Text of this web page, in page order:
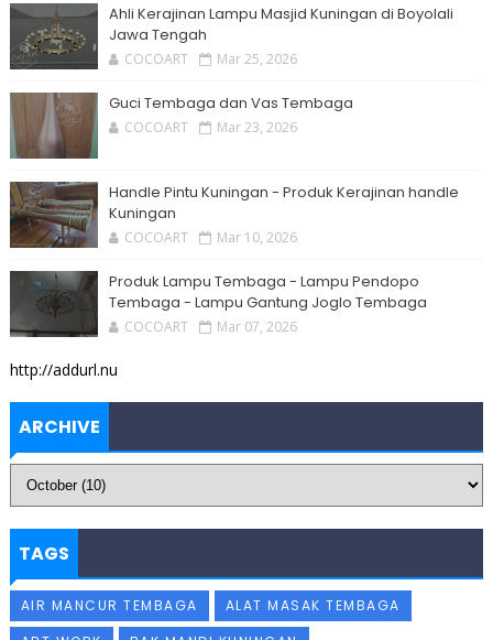
Ahli Kerajinan Lampu Masjid Kuningan di Boyolali
Jawa Tengah
COCOART Mar 25, 2026
Guci Tembaga dan Vas Tembaga
COCOART Mar 23, 2026
Handle Pintu Kuningan - Produk Kerajinan handle
Kuningan
COCOART Mar 10, 2026
Produk Lampu Tembaga - Lampu Pendopo
Tembaga - Lampu Gantung Joglo Tembaga
COCOART Mar 07, 2026
http://addurl.nu
ARCHIVE
TAGS
AIR MANCUR TEMBAGA
ALAT MASAK TEMBAGA